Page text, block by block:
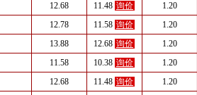
12.68 11.48 询价 1.20
12.78 11.58 询价 1.20
13.88 12.68 询价 1.20
11.58 10.38 询价 1.20
12.68 11.48 询价 1.20